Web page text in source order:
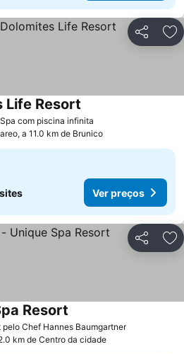
Partilhar
com piscina infinita
Life Resort
a 11.0 km de Brunico
Ver preços
Partilhar
Chef Hannes BaumgartnerVer preços
Resort
km de Centro da cidade